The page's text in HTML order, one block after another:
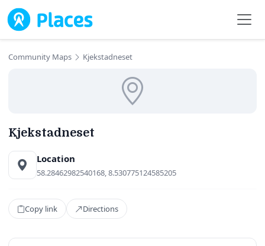
Skip to main content
Community Maps Kjekstadneset
Kjekstadneset
Location
58.28462982540168, 8.530775124585205
Copy link Directions